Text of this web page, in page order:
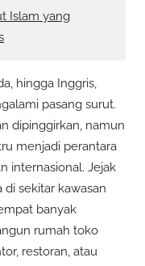
Islam yang
hingga Inggris,
pasang surut.
dipinggirkan, namun
menjadi perantara
internasional. Jejak
sekitar kawasan
banyak
rumah toko
restoran, atau